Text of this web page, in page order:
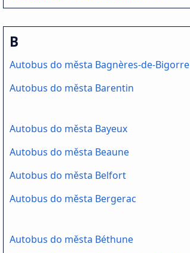
B
Autobus do města Bagnères-de-Bigorre
Autobus do města Barentin
Autobus do města Bayeux
Autobus do města Beaune
Autobus do města Belfort
Autobus do města Bergerac
Autobus do města Béthune